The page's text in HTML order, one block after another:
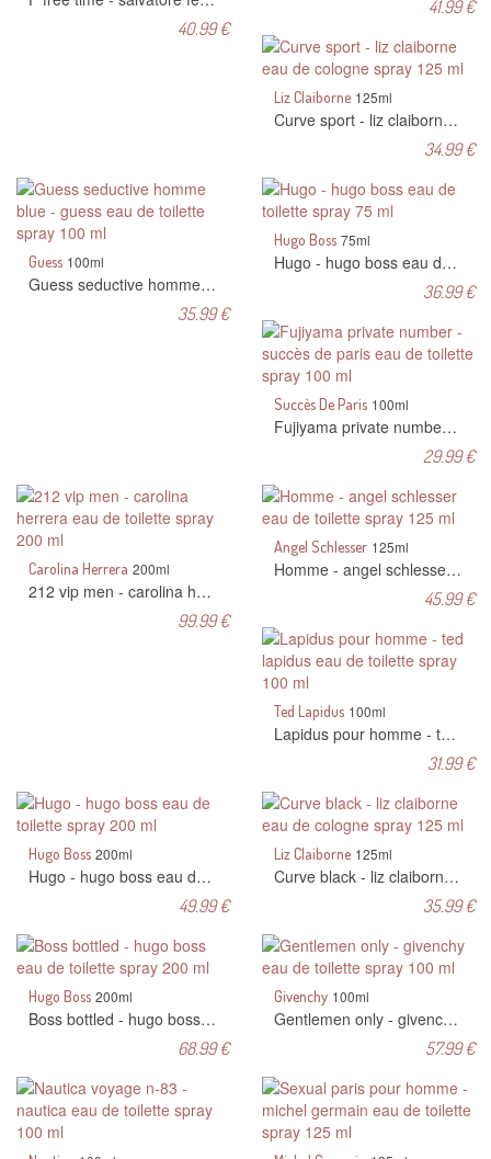
40.99 €
41.99 €
Liz Claiborne 125ml
Curve sport - liz claiborne eau de cologne spray 125 ml
34.99 €
Guess 100ml
Guess seductive homme blue - guess eau de toilette spray 100 ml
35.99 €
Hugo Boss 75ml
Hugo - hugo boss eau de toilette spray 75 ml
36.99 €
Succès De Paris 100ml
Fujiyama private number - succès de paris eau de toilette spray 100 ml
29.99 €
Carolina Herrera 200ml
212 vip men - carolina herrera eau de toilette spray 200 ml
99.99 €
Angel Schlesser 125ml
Homme - angel schlesser eau de toilette spray 125 ml
45.99 €
Ted Lapidus 100ml
Lapidus pour homme - ted lapidus eau de toilette spray 100 ml
31.99 €
Hugo Boss 200ml
Hugo - hugo boss eau de toilette spray 200 ml
49.99 €
Liz Claiborne 125ml
Curve black - liz claiborne eau de cologne spray 125 ml
35.99 €
Hugo Boss 200ml
Boss bottled - hugo boss eau de toilette spray 200 ml
68.99 €
Givenchy 100ml
Gentlemen only - givenchy eau de toilette spray 100 ml
57.99 €